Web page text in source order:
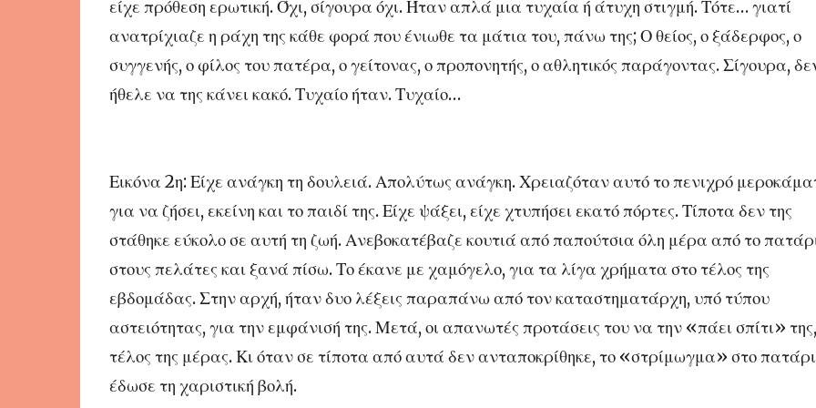
είχε πρόθεση ερωτική. Όχι, σίγουρα όχι. Ήταν απλά μια τυχαία ή άτυχη στιγμή. Τότε… γιατί
ανατρίχιαζε η ράχη της κάθε φορά που ένιωθε τα μάτια του, πάνω της; Ο θείος, ο ξάδερφος, ο
συγγενής, ο φίλος του πατέρα, ο γείτονας, ο προπονητής, ο αθλητικός παράγοντας. Σίγουρα,
ήθελε να της κάνει κακό. Τυχαίο ήταν. Τυχαίο…
Εικόνα 2η: Είχε ανάγκη τη δουλειά. Απολύτως ανάγκη. Χρειαζόταν αυτό το πενιχρό
για να ζήσει, εκείνη και το παιδί της. Είχε ψάξει, είχε χτυπήσει εκατό πόρτες. Τίποτα δεν της
στάθηκε εύκολο σε αυτή τη ζωή. Ανεβοκατέβαζε κουτιά από παπούτσια όλη μέρα από το
στους πελάτες και ξανά πίσω. Το έκανε με χαμόγελο, για τα λίγα χρήματα στο τέλος της
εβδομάδας. Στην αρχή, ήταν δυο λέξεις παραπάνω από τον καταστηματάρχη, υπό τύπου
αστειότητας, για την εμφάνισή της. Μετά, οι απανωτές προτάσεις του να την «πάει σπίτι»
τέλος της μέρας. Κι όταν σε τίποτα από αυτά δεν ανταποκρίθηκε, το «στρίμωγμα» στο
έδωσε τη χαριστική βολή.